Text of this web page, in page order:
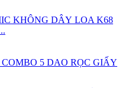
LOA K68
COMBO 5 DAO RỌC GIẤY